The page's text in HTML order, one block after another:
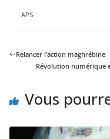
APS
Relancer l’action maghrébine
Révolution numérique
Vous